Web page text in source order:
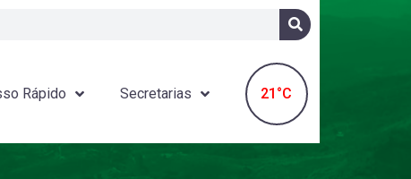
Rápido Secretarias 21°C